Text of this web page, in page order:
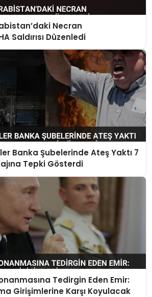
Necran
Saldırısı Düzenledi
Banka Şubelerinde Ateş Yaktı 7
Tepki Gösterdi
Tedirgin Eden Emir:
Girişimlerine Karşı Koyulacak